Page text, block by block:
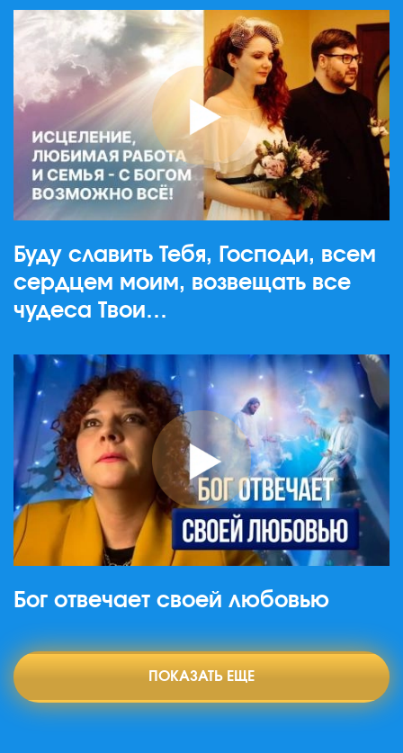
Буду славить Тебя, Господи, всем
сердцем моим, возвещать все
чудеса Твои…
Бог отвечает своей любовью
ПОКАЗАТЬ ЕЩЕ